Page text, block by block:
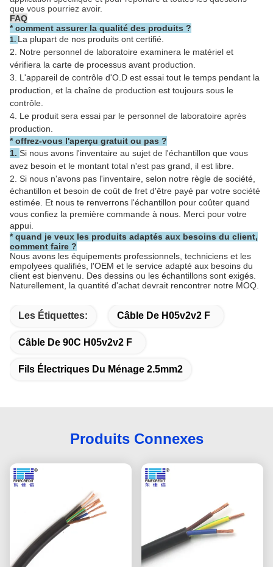
que vous pourriez avoir.
FAQ
* comment assurer la qualité des produits ?
1. La plupart de nos produits ont certifié.
2. Notre personnel de laboratoire examinera le matériel et
vérifiera la carte de processus avant production.
3. L'appareil de contrôle d'O.D est essai tout le temps pendant la
production, et la chaîne de production est toujours sous le
contrôle.
4. Le produit sera essai par le personnel de laboratoire après
production.
* offrez-vous l'aperçu gratuit ou pas ?
1. Si nous avons l'inventaire au sujet de l'échantillon que vous
avez besoin et le montant total n'est pas grand, il est libre.
2. Si nous n'avons pas l'inventaire, selon notre règle de société,
échantillon et besoin de coût de fret d'être payé par votre société
estimée. Et nous te renverrons l'échantillon pour coûter quand
vous confiez la première commande à nous. Merci pour votre
appui.
* quand je veux les produits adaptés aux besoins du client,
comment faire ?
Nous avons les équipements professionnels, techniciens et les
empolyees qualifiés, l'OEM et le service adapté aux besoins du
client est bienvenu. Des dessins ou les échantillons sont exigés.
Naturellement, la quantité d'achat devrait rencontrer notre MOQ.
Les Étiquettes: Câble De H05v2v2 F
Câble De 90C H05v2v2 F
Fils Électriques Du Ménage 2.5mm2
Produits Connexes